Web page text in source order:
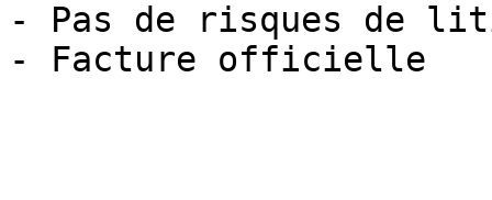
- Pas de risques de
- Facture officielle